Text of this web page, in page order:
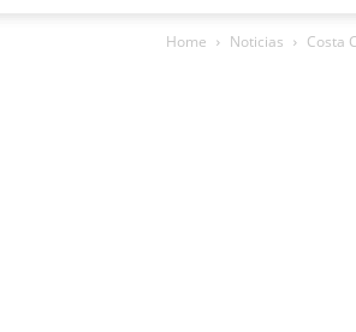
Home Noticias Costa